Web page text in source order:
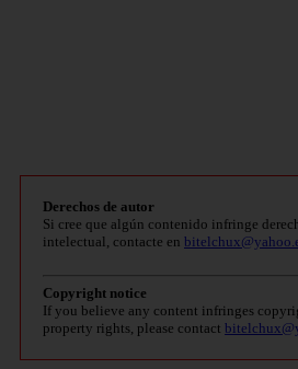
Derechos de autor
Si cree que algún contenido infringe
intelectual, contacte en
Copyright notice
If you believe any content infringes
property rights, please contact